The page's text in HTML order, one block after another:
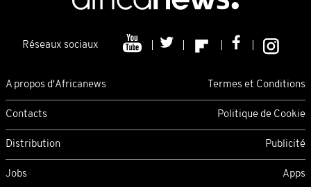
Réseaux sociaux
A propos d'Africanews Termes et Conditions
Contacts Politique de Cookie
Distribution Publicité
Jobs Apps